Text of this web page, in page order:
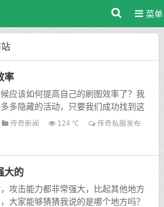
菜单
率
应该如何提高自己的刷图效率了？我
多隐藏的活动，只要我们成功找到这
受任务的话，完成任务，就会获得...
传奇新闻 124 ℃
传奇私服发布
大的
攻击能力都非常强大，比起其他地方
大家能够猜猜我说的是哪个地方吗？